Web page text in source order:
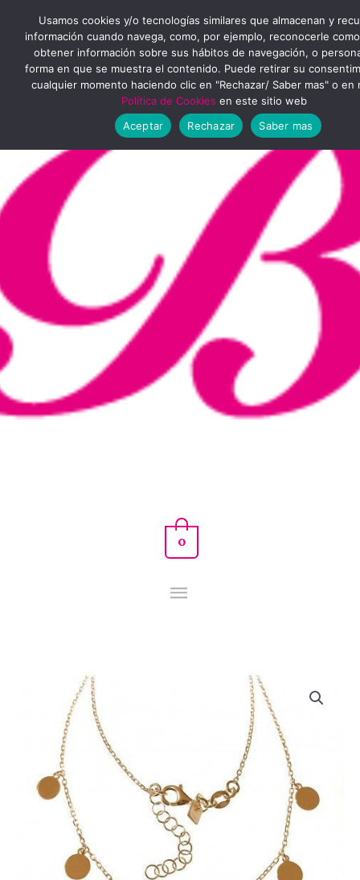
contenido
MENÚ
PRINCIPAL
0
GARGANTILLA
COLGANDO
CHAPADA
cantidad
Usamos cookies y/o tecnologías similares que almacenan y
información cuando navega, como, por ejemplo, reconocerle
obtener información sobre sus hábitos de navegación, o
forma en que se muestra el contenido. Puede retirar su
cualquier momento haciendo clic en "Rechazar/ Saber mas" o en
Política de Cookies en este sitio web
Aceptar
Rechazar Saber mas